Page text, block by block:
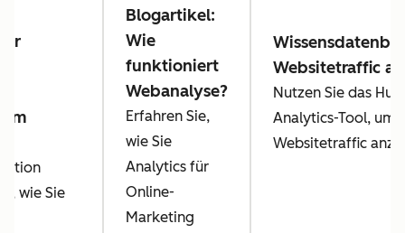
im
wie Sie
Blogartikel:
Wie
funktioniert
Webanalyse?
Erfahren Sie,
wie Sie
Analytics für
Online-
Marketing
Websitetraffic
Nutzen Sie das
Analytics-Tool, um
Websitetraffic